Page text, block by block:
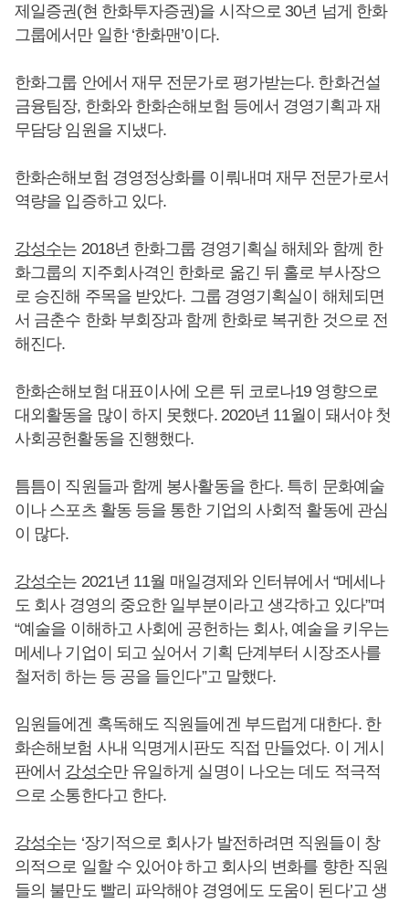
제일증권(현 한화투자증권)을 시작으로 30년 넘게 한화
그룹에서만 일한 ‘한화맨’이다.
한화그룹 안에서 재무 전문가로 평가받는다. 한화건설
금융팀장, 한화와 한화손해보험 등에서 경영기획과 재
무담당 임원을 지냈다.
한화손해보험 경영정상화를 이뤄내며 재무 전문가로서
역량을 입증하고 있다.
강성수는 2018년 한화그룹 경영기획실 해체와 함께 한
화그룹의 지주회사격인 한화로 옮긴 뒤 홀로 부사장으
로 승진해 주목을 받았다. 그룹 경영기획실이 해체되면
서 금춘수 한화 부회장과 함께 한화로 복귀한 것으로 전
해진다.
한화손해보험 대표이사에 오른 뒤 코로나19 영향으로
대외활동을 많이 하지 못했다. 2020년 11월이 돼서야 첫
사회공헌활동을 진행했다.
틈틈이 직원들과 함께 봉사활동을 한다. 특히 문화예술
이나 스포츠 활동 등을 통한 기업의 사회적 활동에 관심
이 많다.
강성수는 2021년 11월 매일경제와 인터뷰에서 “메세나
도 회사 경영의 중요한 일부분이라고 생각하고 있다”며
“예술을 이해하고 사회에 공헌하는 회사, 예술을 키우는
메세나 기업이 되고 싶어서 기획 단계부터 시장조사를
철저히 하는 등 공을 들인다”고 말했다.
임원들에겐 혹독해도 직원들에겐 부드럽게 대한다. 한
화손해보험 사내 익명게시판도 직접 만들었다. 이 게시
판에서 강성수만 유일하게 실명이 나오는 데도 적극적
으로 소통한다고 한다.
강성수는 ‘장기적으로 회사가 발전하려면 직원들이 창
의적으로 일할 수 있어야 하고 회사의 변화를 향한 직원
들의 불만도 빨리 파악해야 경영에도 도움이 된다’고 생